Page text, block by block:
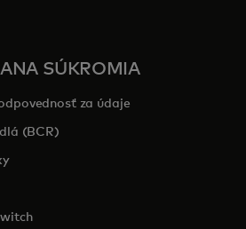
in a new tab
SÚKROMIA
za údaje
(BCR)
in a new tab